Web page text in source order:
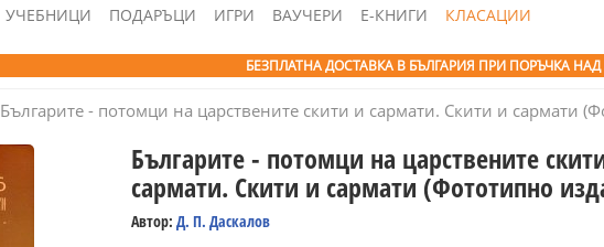
УЧЕБНИЦИ ПОДАРЪЦИ ИГРИ ВАУЧЕРИ Е-КНИГИ КЛАСАЦИИ
БЕЗПЛАТНА ДОСТАВКА В БЪЛГАРИЯ ПРИ ПОРЪЧКА НАД
Българите - потомци на царствените скити и сармати. Скити и сармати
Българите - потомци на царствените
сармати. Скити и сармати (Фототипно
Автор: Д. П. Даскалов